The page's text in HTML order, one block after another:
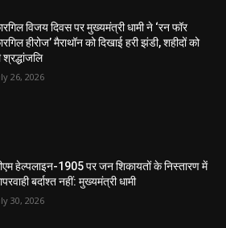
विजय दिवस पर मुख्यमंत्री धामी ने ‘रन फॉर
हीरोज’ मैराथॉन को दिखाई हरी झंडी, शहीदों को
श्रद्धांजलि
26, 2026
हेल्पलाइन-1905 पर जन शिकायतों के निस्तारण में
बर्दाश्त नहीं: मुख्यमंत्री धामी
30, 2026